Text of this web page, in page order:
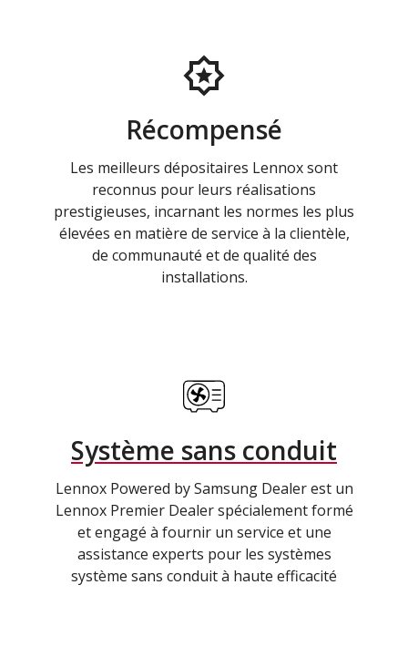
Récompensé
Les meilleurs dépositaires Lennox sont
reconnus pour leurs réalisations
prestigieuses, incarnant les normes les plus
élevées en matière de service à la clientèle,
de communauté et de qualité des
installations.
Système sans conduit
Lennox Powered by Samsung Dealer est un
Lennox Premier Dealer spécialement formé
et engagé à fournir un service et une
assistance experts pour les systèmes
système sans conduit à haute efficacité